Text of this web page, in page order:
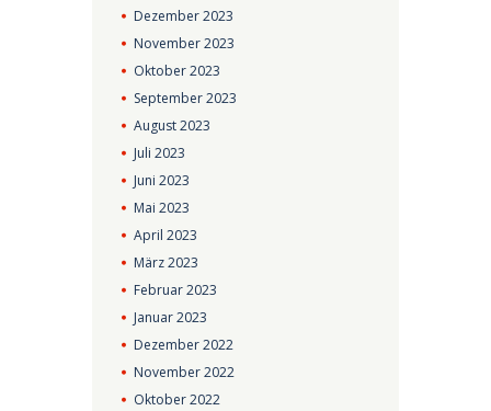
Dezember2023
November2023
Oktober2023
September2023
August2023
Juli2023
Juni2023
Mai2023
April2023
März2023
Februar2023
Januar2023
Dezember2022
November2022
Oktober2022